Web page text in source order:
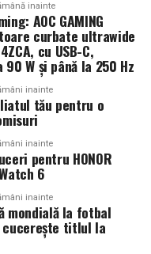
performant cu
reprezintă una
de dezvoltare pentru
numărul de
online.
fac parte dinTop
din parfumeria
cu Givaudan și
sale de
unic, aceștia au
fără reguli, fără
de cost.
moderne,
ingredientelor
inainte
AOC GAMING
curbate ultrawide
cu USB-C,
W și până la 250 Hz
inainte
tău pentru o
inainte
pentru HONOR
6
inainte
mondială la fotbal
cucerește titlul la